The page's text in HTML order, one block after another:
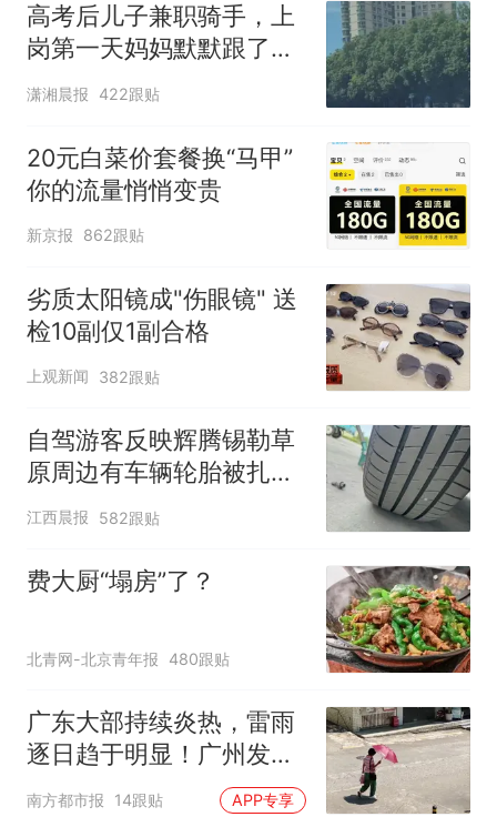
高考后儿子兼职骑手，上
岗第一天妈妈默默跟了三
公里，感慨孩子真的长大
潇湘晨报 422跟贴
20元白菜价套餐换“马甲”
你的流量悄悄变贵
新京报 862跟贴
劣质太阳镜成"伤眼镜" 送
检10副仅1副合格
上观新闻 382跟贴
自驾游客反映辉腾锡勒草
原周边有车辆轮胎被扎，
修理店铺换胎价格高达千
元，官方发布情况通报
江西晨报 582跟贴
费大厨“塌房”了？
北青网-北京青年报 480跟贴
广东大部持续炎热，雷雨
逐日趋于明显！广州发布
高温橙色预警
南方都市报 14跟贴 APP专享